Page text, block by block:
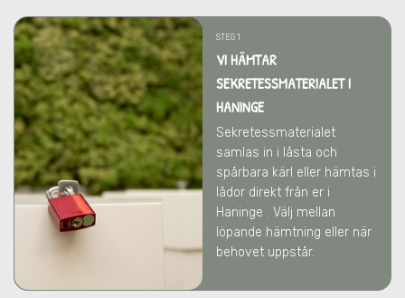
STEG 1
VI HÄMTAR
SEKRETESSMATERIALET I
HANINGE
Sekretessmaterialet
samlas in i låsta och
spårbara kärl eller hämtas i
lådor direkt från er i
Haninge . Välj mellan
löpande hämtning eller när
behovet uppstår.